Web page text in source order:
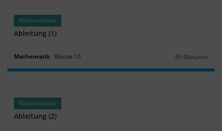
Klassenarbeit
Ableitung (1)
Mathematik Klasse 10
Dauer:
45 Minuten
Klassenarbeit
Ableitung (2)